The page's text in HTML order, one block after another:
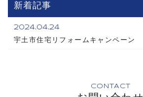
新着記事
2024.04.24
宇土市住宅リフォームキャンペーン
CONTACT